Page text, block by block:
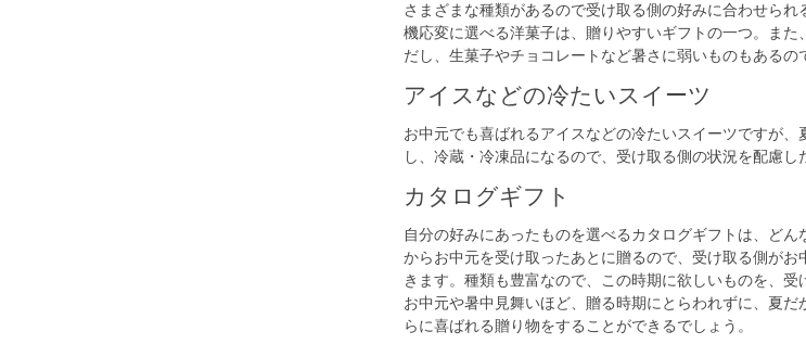
さまざまな種類があるので受け取る側の好みに合わせら
機応変に選べる洋菓子は、贈りやすいギフトの一つ。ま
だし、生菓子やチョコレートなど暑さに弱いものもあるの
アイスなどの冷たいスイーツ
お中元でも喜ばれるアイスなどの冷たいスイーツですが
し、 冷蔵・冷凍品になるので、受け取る側の状況を配慮し
カタログギフト
自分の好みにあったものを選べるカタログギフトは、ど
からお中元を受け取ったあとに贈るので、受け取る側が
きます。種類も豊富なので、この時期に欲しいものを、
お中元や暑中見舞いほど、贈る時期にとらわれずに、夏
らに喜ばれる贈り物をすることができるでしょう。